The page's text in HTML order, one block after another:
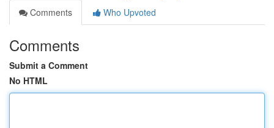
Comments
Who Upvoted
Comments
Submit a Comment
No HTML